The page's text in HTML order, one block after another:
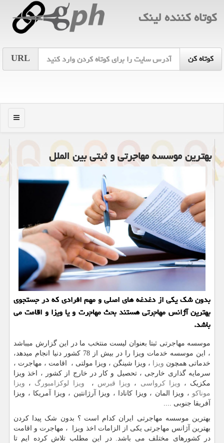
كوتاه كننده لینك
URL
منو
بهترین موسسه مهاجرتی و ثبتی بین الملل
بدون شک یکی از دغدغه های اصلی و مهم افرادی که در جستجوی
بهترین آژانس مهاجرتی هستند بحث مهاجرت و یا ویزا و اقامت می
باشد.
موسسه مهاجرتی ثبتا بعنوان لیست منتخب ما در این گزارش میباشد
، این موسسه خدمات ویزا را در بیش از 78 کشور دنیا انجام میدهد،
خدماتی همچون ویزا
، ویزا شینگن ، ویزا مولتی ، اقامت ، مهاجرت ،
سرمایه گذاری خارجی ، تحصیل و کار در خارج از کشور ، اخذ ویزا
مکزیک ، ویزا کرواسی ، ویزا قبرس ، ویزا لوکزامبورگ ، ویزا
موناکو ، ویزا المان ، ویزا کانادا ، ویزا آرژانتین ، ویزا آمریکا ، ویزا
آفریقا جنوبی ....
بهترین موسسه مهاجرتی ایران کدام است ؟ بدون شک پیدا کردن
بهترین آژانس مهاجرتی یکی از الزامات اخذ ویزا ، مهاجرت و اقامت
در کشورهای مختلف می باشد. در این مطلب تلاش کرده ایم تا